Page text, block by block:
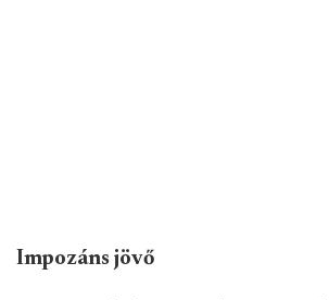
Impozáns jövő